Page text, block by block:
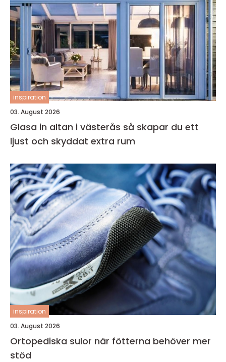
inspiration
03. August 2026
Glasa in altan i västerås så skapar du ett
ljust och skyddat extra rum
inspiration
03. August 2026
Ortopediska sulor när fötterna behöver mer
stöd